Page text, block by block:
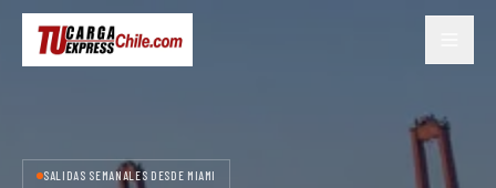
SALIDAS SEMANALES DESDE MIAMI